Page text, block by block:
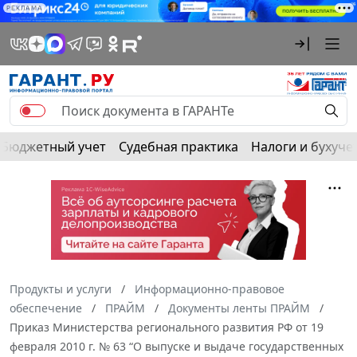
РЕКЛАМА
Бюджетный учет Судебная практика Налоги и
Продукты и услуги
Информационно-правовое
обеспечение
ПРАЙМ
Документы ленты ПРАЙМ
Приказ Министерства регионального развития РФ от 19
февраля 2010 г. № 63 “О выпуске и выдаче государственных